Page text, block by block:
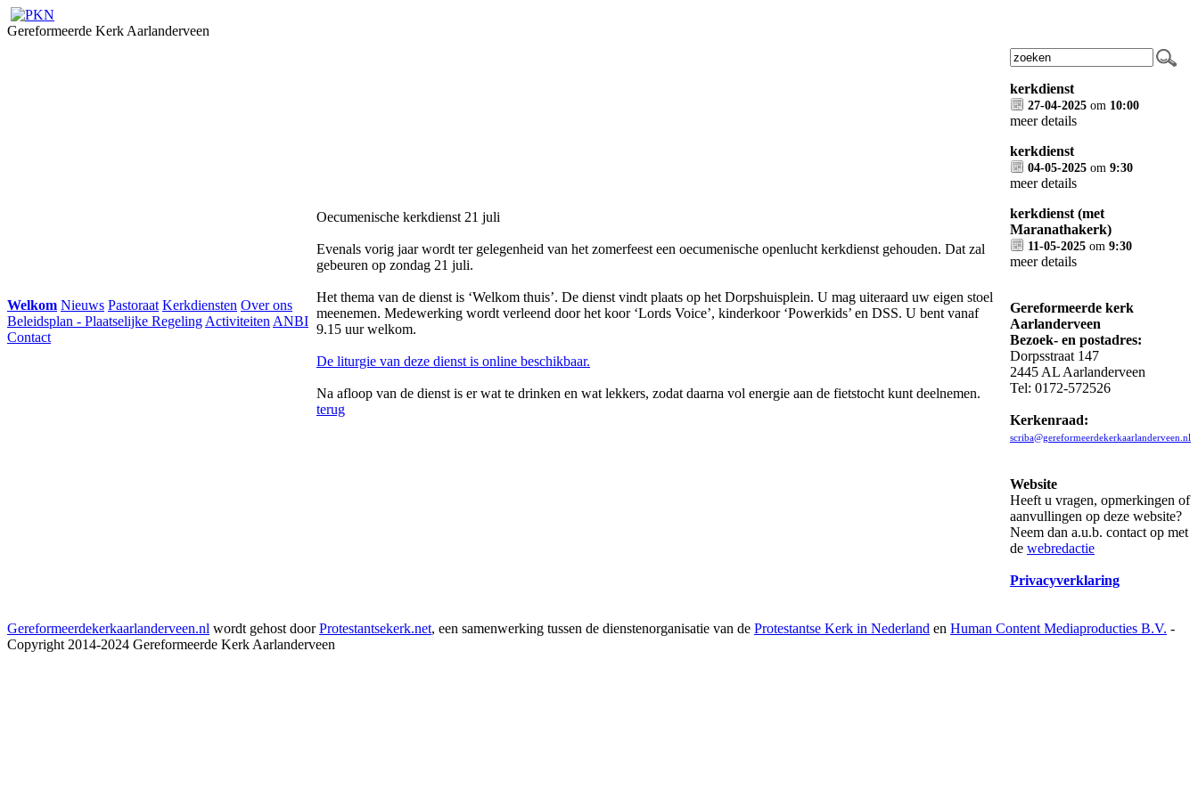
Gereformeerde Kerk Aarlanderveen
Welkom Nieuws Pastoraat Kerkdiensten Over ons
Beleidsplan - Plaatselijke Regeling Activiteiten ANBI
Contact
Oecumenische kerkdienst 21 juli
Evenals vorig jaar wordt ter gelegenheid van het zomerfeest een oecumenische openlucht kerkdienst gehouden. Dat zal
gebeuren op zondag 21 juli.
Het thema van de dienst is ‘Welkom thuis’. De dienst vindt plaats op het Dorpshuisplein. U mag uiteraard uw eigen stoel
meenemen. Medewerking wordt verleend door het koor ‘Lords Voice’, kinderkoor ‘Powerkids’ en DSS. U bent vanaf
9.15 uur welkom.
De liturgie van deze dienst is online beschikbaar.
Na afloop van de dienst is er wat te drinken en wat lekkers, zodat daarna vol energie aan de fietstocht kunt deelnemen.
terug
kerkdienst
27-04-2025 om 10:00
meer details
kerkdienst
04-05-2025 om 9:30
meer details
kerkdienst (met
Maranathakerk)
11-05-2025 om 9:30
meer details
Gereformeerde kerk
Aarlanderveen
Bezoek- en postadres:
Dorpsstraat 147
2445 AL Aarlanderveen
Tel: 0172-572526
Kerkenraad:
scriba@gereformeerdekerkaarlanderveen.nl
Website
Heeft u vragen, opmerkingen of
aanvullingen op deze website?
Neem dan a.u.b. contact op met
de webredactie
Privacyverklaring
Gereformeerdekerkaarlanderveen.nl wordt gehost doorProtestantsekerk.net, een samenwerking tussen de dienstenorganisatie van de Protestantse Kerk in Nederland en Human Content Mediaproducties B.V. -
Copyright 2014-2024 Gereformeerde Kerk Aarlanderveen